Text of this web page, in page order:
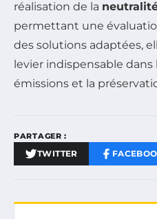
réalisation de la
permettant une
des solutions adaptées,
levier indispensable
émissions et la
PARTAGER :
TWITTER